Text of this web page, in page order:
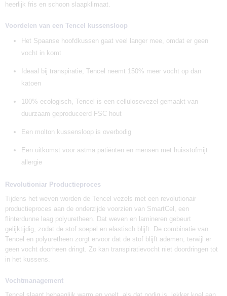
heerlijk fris en schoon slaapklimaat.
Voordelen van een Tencel kussensloop
Het Spaanse hoofdkussen gaat veel langer mee, omdat er geen
vocht in komt
Ideaal bij transpiratie, Tencel neemt 150% meer vocht op dan
katoen
100% ecologisch, Tencel is een cellulosevezel gemaakt van
duurzaam geproduceerd FSC hout
Een molton kussensloop is overbodig
Een uitkomst voor astma patiënten en mensen met huisstofmijt
allergie
Revolutioniar Productieproces
Tijdens het weven worden de Tencel vezels met een revolutionair
productieproces aan de onderzijde voorzien van SmartCel, een
flinterdunne laag polyuretheen. Dat weven en lamineren gebeurt
gelijktijdig, zodat de stof soepel en elastisch blijft. De combinatie van
Tencel en polyuretheen zorgt ervoor dat de stof blijft ademen, terwijl er
geen vocht doorheen dringt. Zo kan transpiratievocht niet doordringen tot
in het kussens.
Vochtmanagement